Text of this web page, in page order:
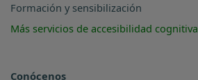
Formación y sensibilización
Más servicios de accesibilidad cognitiva
Conócenos